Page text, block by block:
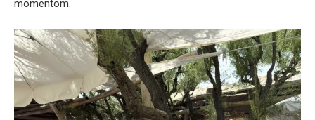
momentom.